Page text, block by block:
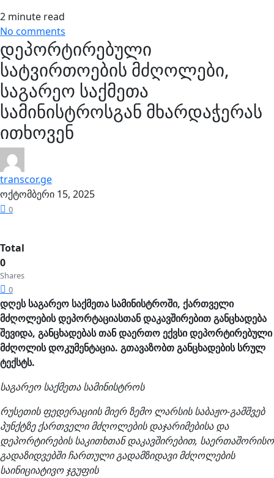
2 minute read
No comments
დეპორტირებული
სატვირთოების მძღოლები,
საგარეო საქმეთა
სამინისტროსგან მხარდაჭერას
ითხოვენ
transcor.ge
ოქტომბერი 15, 2025
0
Total
0
Shares
0
დღეს საგარეო საქმეთა სამინისტროში, ქართველი
მძღოლების დეპორტაციასთან დაკავშირებით განცხადება
შევიდა, განცხადებას თან დაერთო ექვსი დეპორტირებული
მძღოლის დოკუმენტაცია. გთავაზობთ განცხადების სრულ
ტექსტს.
საგარეო საქმეთა სამინისტროს
რუსეთის ფედერაციის მიერ ზემო ლარსის საბაჟო-გამშვებ
პუნქტზე ქართველი მძღოლების დაჯარიმებისა და
დეპორტირების საკითხთან დაკავშირებით, საერთაშორისო
გადაზიდვებში ჩართული გადამზიდავი მძღოლების
საინიციატივო ჯგუფის